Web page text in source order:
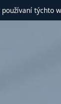
používaní týchto